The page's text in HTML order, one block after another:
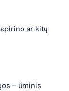
ar kitų
– ūminis